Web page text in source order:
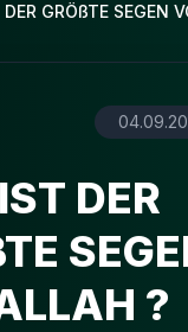
GRÖßTE SEGEN
DER
?